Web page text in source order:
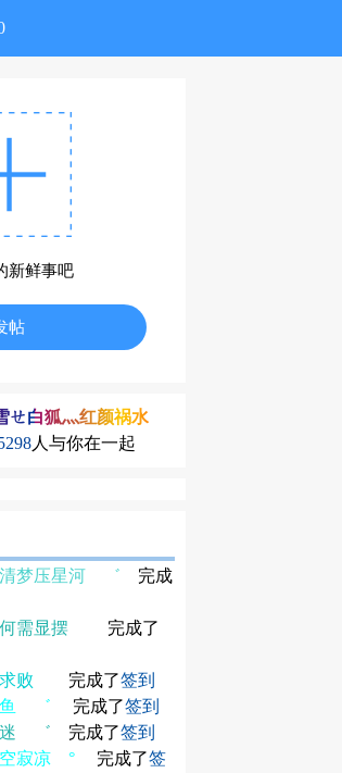
新鲜事吧
帖
ㄝ白狐灬红颜祸水
人与你在一起
压星河 ゛ 完成
需显摆 完成了
败 完成了签到
゛ 完成了签到
゛ 完成了签到
寂凉 ° 完成了签